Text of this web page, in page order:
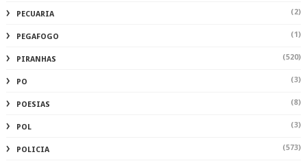
PECUARIA (2)
PEGAFOGO (1)
PIRANHAS (520)
PO (3)
POESIAS (8)
POL (3)
POLICIA (573)